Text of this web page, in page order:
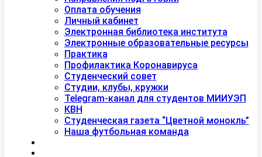
Оплата обучения
Личный кабинет
Электронная библиотека института
Электронные образовательные ресурсы
Практика
Профилактика Коронавируса
Студенческий совет
Студии, клубы, кружки
Telegram-канал для студентов МИИУЭП
КВН
Студенческая газета “Цветной монокль”
Наша футбольная команда